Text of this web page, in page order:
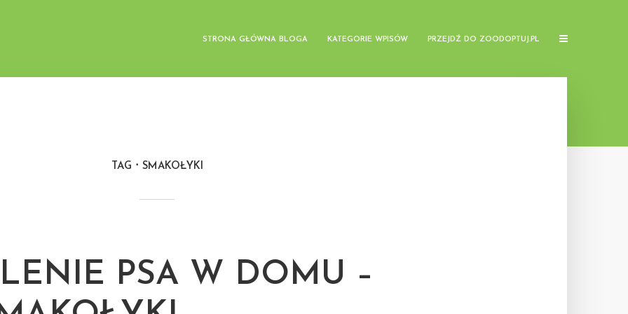
STRONA GŁÓWNA BLOGA KATEGORIE WPISÓW PRZEJDŹ DO ZOODOPTUJ.PL
TAG SMAKOŁYKI
PSA W DOMU –